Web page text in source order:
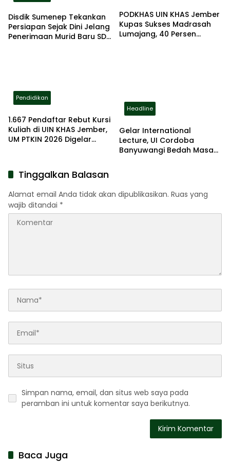
Disdik Sumenep Tekankan
Persiapan Sejak Dini Jelang
Penerimaan Murid Baru SD
PODKHAS UIN KHAS Jember
Kupas Sukses Madrasah
Lumajang, 40 Persen
Pendidikan
1.667 Pendaftar Rebut Kursi
Kuliah di UIN KHAS Jember,
UM PTKIN 2026 Digelar
Headline
Gelar International
Lecture, UI Cordoba
Banyuwangi Bedah Masa
Tinggalkan Balasan
Alamat email Anda tidak akan dipublikasikan. Ruas yang
wajib ditandai *
Simpan nama, email, dan situs web saya pada
peramban ini untuk komentar saya berikutnya.
Baca Juga